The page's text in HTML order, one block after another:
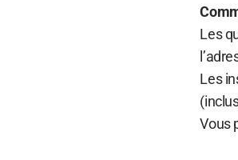
Les
Les
Vous